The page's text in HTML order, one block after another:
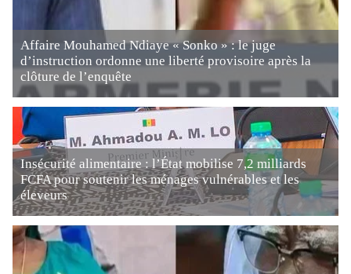
Affaire Mouhamed Ndiaye « Sonko » : le juge
d’instruction ordonne une liberté provisoire après la
clôture de l’enquête
Insécurité alimentaire : l’État mobilise 7,2 milliards
FCFA pour soutenir les ménages vulnérables et les
éleveurs